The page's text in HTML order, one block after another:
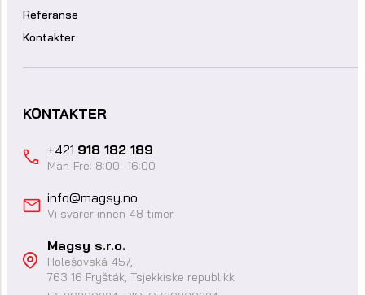
Referanse
Kontakter
KONTAKTER
+421 918 182 189
Man-Fre: 8:00–16:00
info@magsy.no
Vi svarer innen 48 timer
Magsy s.r.o.
Holešovská 457,
763 16 Fryšták, Tsjekkiske republikk